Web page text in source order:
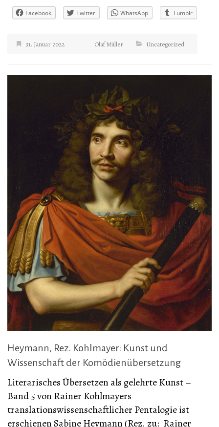
Facebook Twitter WhatsApp Tumblr
31. Januar 2022 Olaf Müller Uncategorized
Heymann, Rez. Kohlmayer: Kunst und
Wissenschaft der Komödienübersetzung
Literarisches Übersetzen als gelehrte Kunst –
Band 5 von Rainer Kohlmayers
translationswissenschaftlicher Pentalogie ist
erschienen Sabine Heymann (Rez. zu: Rainer